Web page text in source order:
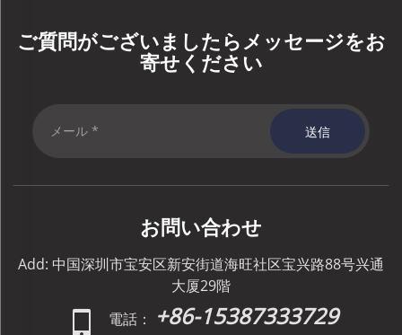
ご質問がございましたらメッセージをお
寄せください
送信
お問い合わせ
Add: 中国深圳市宝安区新安街道海旺社区宝兴路88号兴通
大厦29階
電話：
+86-15387333729